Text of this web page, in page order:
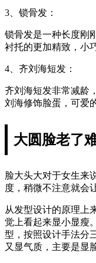
3、锁骨发：
锁骨发是一种长度刚
衬托的更加精致，小
4、齐刘海短发：
齐刘海短发非常减龄
刘海修饰脸蛋，可爱
大圆脸老了
脸大头大对于女生来
度，稍微不注意就会
从发型设计的原理上
觉上看起来显小显瘦
型，按照设计手法分
又显气质，主要是显